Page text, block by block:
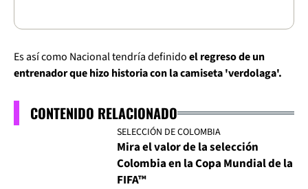
Es así como Nacional tendría definidoel regreso de un
entrenador que hizo historia con la camiseta 'verdolaga'.
CONTENIDO RELACIONADO
SELECCIÓN DE COLOMBIA
Mira el valor de la selección
Colombia en la Copa Mundial de la
FIFA™